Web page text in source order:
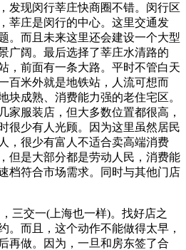
发现闵行莘庄快商圈不错。闵行区
莘庄是闵行的中心。这里交通发
。而且未来这里还会建设一个大型
广阔。最后选择了莘庄水清路的
，前面有一条大路。平时不管白天
百米外就是地铁站，人流可想而
块成熟、消费能力强的老住宅区。
家服装店，但大多数位置都很高，
很少有人光顾。因为这里虽然居民
，很少有富人不适合卖高端消费
但是大部分都是劳动人民，消费能
档符合市场需求。同时与其他门店
三交一(上海也一样)。找好店之
。而且，这个动作不能做得太早，
再做。因为，一旦和房东签了合